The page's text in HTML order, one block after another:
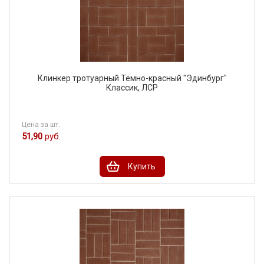
Клинкер тротуарный Тёмно-красный "Эдинбург"
Классик, ЛСР
Цена за шт.
51,90 руб.
Купить